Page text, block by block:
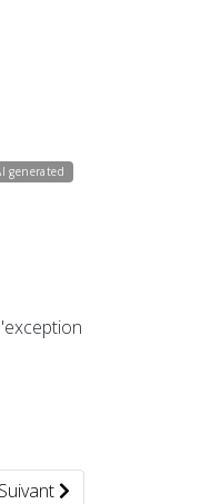
generated
Article suivant : La
Suivant